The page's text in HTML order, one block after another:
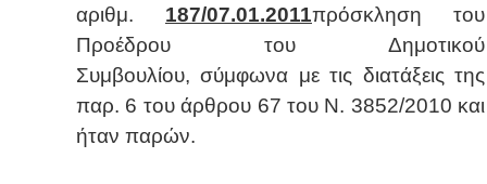
αριθμ. 187/07.01.2011πρόσκληση του
Προέδρου του Δημοτικού
Συμβουλίου, σύμφωνα με τις διατάξεις της
παρ. 6 του άρθρου 67 του Ν. 3852/2010 και
ήταν παρών.